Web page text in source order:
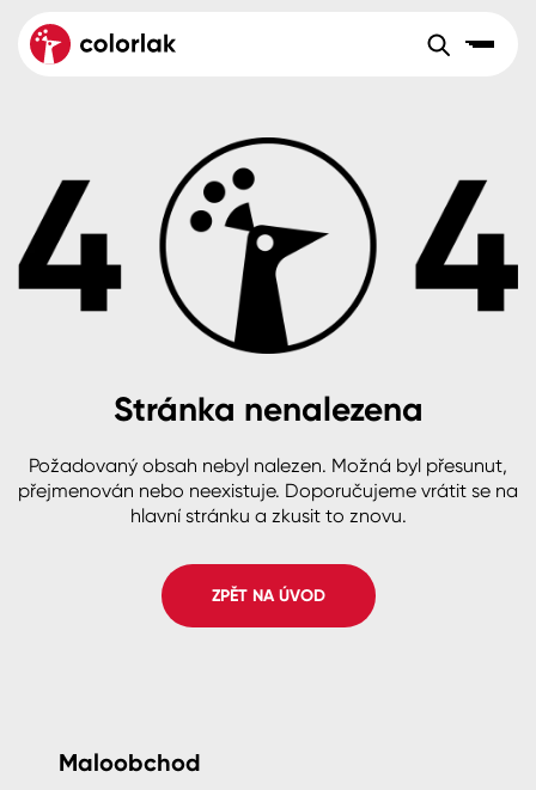
Velkoobchod Sortiment
Aktuality
Reference
O společnosti
B2B +420 800 145 555Po – Pá: 8:00–15:00
Česko
Slovensko Polsko Worldwide
Dřevo
Beton, asfalt, minerální podklady
Plast, sklo, keramika
Stěny
Fasády
Spreje
Colorlak Dekor
Colorlak Profi
Colorlak Pta
Stránka nenalezena
Požadovaný obsah nebyl nalezen. Možná byl přesunut,
přejmenován nebo neexistuje. Doporučujeme vrátit se na
hlavní stránku a zkusit to znovu.
ZPĚT NA ÚVOD
Maloobchod